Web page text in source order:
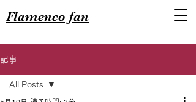
Flamenco fan
記事
All Posts